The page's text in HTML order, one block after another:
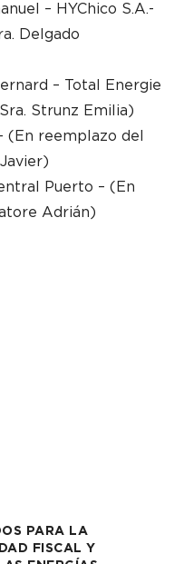
– HYChico S.A.-
Delgado
– Total Energie
Strunz Emilia)
(En reemplazo del
Puerto – (En
Adrián)
PARA LA
FISCAL Y